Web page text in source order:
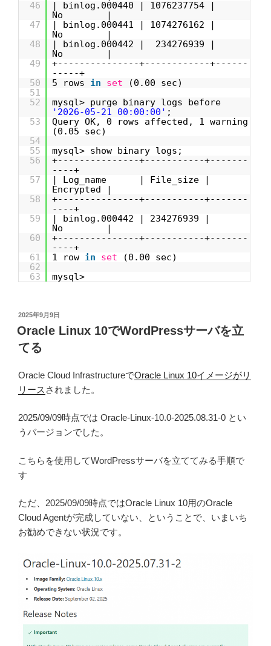
46
| binlog.000440 | 1076237754 |
No |
47
| binlog.000441 | 1074276162 |
No |
48
| binlog.000442 | 234276939 |
No |
49
+---------------+------------+------
-----+
50
5 rows in set
(0.00 sec)
51
52
mysql> purge binary logs before
'2026-05-21 00:00:00' ;
53
Query OK, 0 rows affected, 1 warning
(0.05 sec)
54
55
mysql> show binary logs;
56
+---------------+-----------+-------
----+
57
| Log_name | File_size |
Encrypted |
58
+---------------+-----------+-------
----+
59
| binlog.000442 | 234276939 |
No |
60
+---------------+-----------+-------
----+
61
1 row in set
(0.00 sec)
62
63
mysql>
投
稿
日:
2025年9月9日
Oracle Linux 10でWordPressサーバを立
てる
Oracle Cloud InfrastructureでOracle Linux 10イメージがリ
リース されました。
2025/09/09時点では Oracle-Linux-10.0-2025.08.31-0 とい
うバージョンでした。
こちらを使用してWordPressサーバを立ててみる手順で
す
ただ、2025/09/09時点ではOracle Linux 10用のOracle
Cloud Agentが完成していない、ということで、いまいち
お勧めできない状況です。